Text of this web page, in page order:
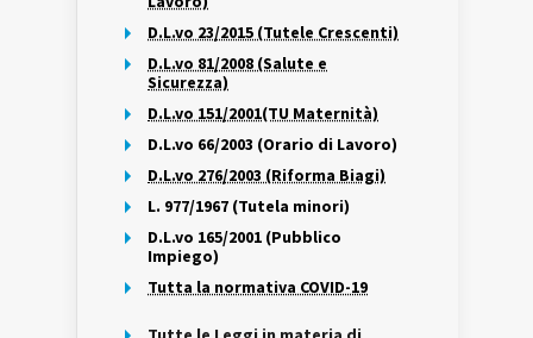
D.L.vo 23/2015 (Tutele Crescenti)
D.L.vo 81/2008 (Salute e
Sicurezza)
D.L.vo 151/2001(TU Maternità)
D.L.vo 66/2003 (Orario di Lavoro)
D.L.vo 276/2003 (Riforma Biagi)
L. 977/1967 (Tutela minori)
D.L.vo 165/2001 (Pubblico
Impiego)
Tutta la normativa COVID-19